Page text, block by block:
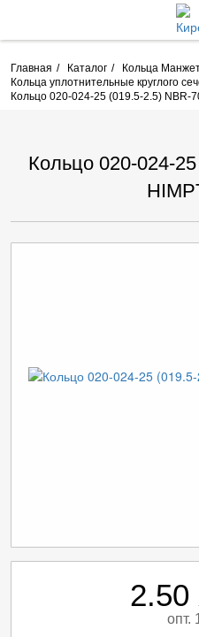
Главная Каталог
Кольца
Кольца уплотнительные круглого
Кольцо 020-024-25 (019.5-2.5) NBR-
Кольцо 020-024-
2.50
опт.